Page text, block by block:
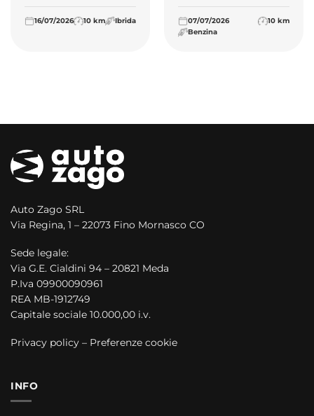
16/07/2026 10 km Ibrida 07/07/2026
10 km
Benzina
Auto Zago SRL
Via Regina, 1 – 22073 Fino Mornasco CO
Sede legale:
Via G.E. Cialdini 94 – 20821 Meda
P.Iva 09900090961
REA MB-1912749
Capitale sociale 10.000,00 i.v.
Privacy policy – Preferenze cookie
INFO